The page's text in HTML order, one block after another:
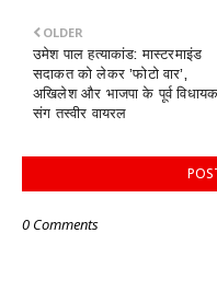
OLDER
उमेश पाल हत्याकांड: मास्टरमाइंड
सदाकत को लेकर ’फोटो वार’,
अखिलेश और भाजपा के पूर्व विधायक
संग तस्वीर वायरल
0 Comments